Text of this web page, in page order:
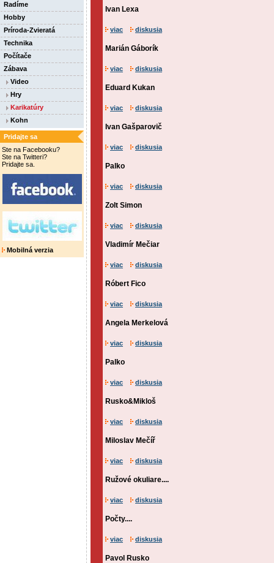
Radíme
Hobby
Príroda-Zvieratá
Technika
Počítače
Zábava
Video
Hry
Karikatúry
Kohn
Pridajte sa
Ste na Facebooku?
Ste na Twitteri?
Pridajte sa.
Mobilná verzia
Ivan Lexa
viac diskusia
Marián Gáborík
viac diskusia
Eduard Kukan
viac diskusia
Ivan Gašparovič
viac diskusia
Palko
viac diskusia
Zolt Simon
viac diskusia
Vladimír Mečiar
viac diskusia
Róbert Fico
viac diskusia
Angela Merkelová
viac diskusia
Palko
viac diskusia
Rusko&Mikloš
viac diskusia
Miloslav Mečíř
viac diskusia
Ružové okuliare....
viac diskusia
Počty....
viac diskusia
Pavol Rusko